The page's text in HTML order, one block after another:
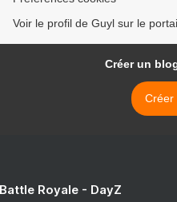
Voir le profil de Guyl sur le
Créer un
Créer
Royale - DayZ